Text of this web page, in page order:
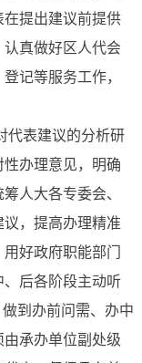
提出建议前提供
真做好区人代会
记等服务工作，
代表建议的分析研
办理意见，明确
人大各专委会、
，提高办理精准
好政府职能部门
后各阶段主动听
到办前问需、办中
承办单位副处级